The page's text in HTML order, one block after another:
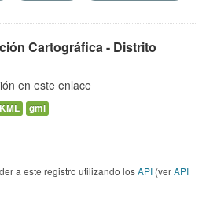
Cartográfica - Distrito
en este enlace
KML gml
a este registro utilizando losAPI (verAPI